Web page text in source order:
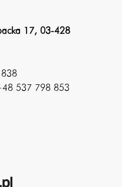
17, 03-428
537 798 853